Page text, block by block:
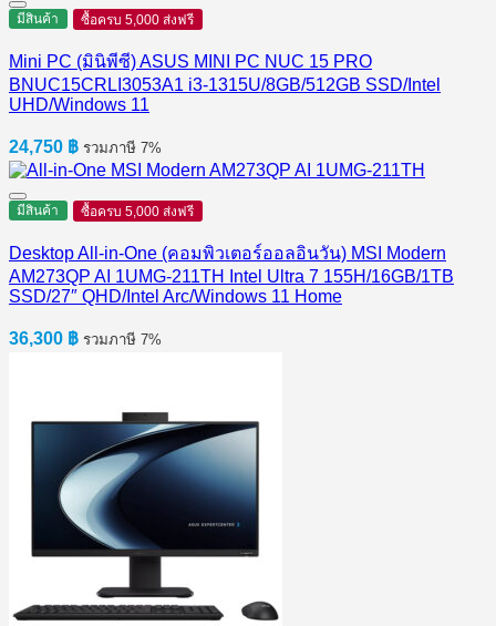
33,900 ฿.31,140 ฿.
มีสินค้า ซื้อครบ 5,000 ส่งฟรี
Mini PC (มินิพีซี) ASUS MINI PC NUC 15 PRO
BNUC15CRLI3053A1 i3-1315U/8GB/512GB SSD/Intel
UHD/Windows 11
24,750 ฿ รวมภาษี 7%
มีสินค้า ซื้อครบ 5,000 ส่งฟรี
Desktop All-in-One (คอมพิวเตอร์ออลอินวัน) MSI Modern
AM273QP AI 1UMG-211TH Intel Ultra 7 155H/16GB/1TB
SSD/27″ QHD/Intel Arc/Windows 11 Home
36,300 ฿ รวมภาษี 7%